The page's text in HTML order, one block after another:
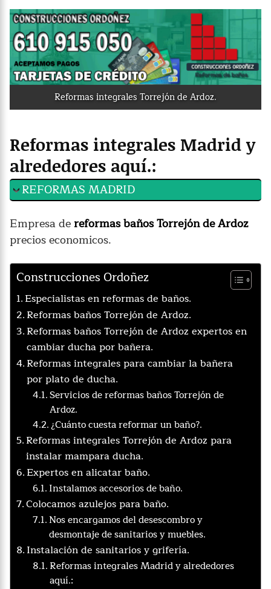
Reformas integrales Torrejón de Ardoz.
Reformas integrales Madrid y
alrededores aquí.:
REFORMAS MADRID
Empresa dereformas baños Torrejón de Ardoz
precios economicos.
Construcciones Ordoñez
Especialistas en reformas de baños.
Reformas baños Torrejón de Ardoz.
Reformas baños Torrejón de Ardoz expertos en
cambiar ducha por bañera.
Reformas integrales para cambiar la bañera
por plato de ducha.
Servicios de reformas baños Torrejón de
Ardoz.
¿Cuánto cuesta reformar un baño?.
Reformas integrales Torrejón de Ardoz para
instalar mampara ducha.
Expertos en alicatar baño.
Instalamos accesorios de baño.
Colocamos azulejos para baño.
Nos encargamos del desescombro y
desmontaje de sanitarios y muebles.
Instalación de sanitarios y grifería.
Reformas integrales Madrid y alrededores
aquí.: